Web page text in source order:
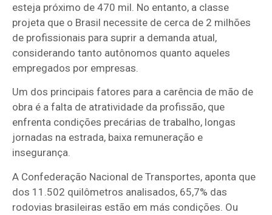
esteja próximo de 470 mil. No entanto, a classe
projeta que o Brasil necessite de cerca de 2 milhões
de profissionais para suprir a demanda atual,
considerando tanto autônomos quanto aqueles
empregados por empresas.
Um dos principais fatores para a carência de mão de
obra é a falta de atratividade da profissão, que
enfrenta condições precárias de trabalho, longas
jornadas na estrada, baixa remuneração e
insegurança.
A Confederação Nacional de Transportes, aponta que
dos 11.502 quilômetros analisados, 65,7% das
rodovias brasileiras estão em más condições. Ou